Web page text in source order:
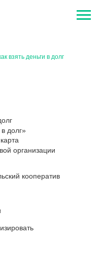
взять деньги в долг
в долг»
организации
кооператив